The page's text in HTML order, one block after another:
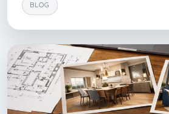
#modern interior Turkey
#mermer dezavantajları
#durable surface materials
#çağdaş iç
#tezgah seçimi rehberi
#luxury kitchen
#interior materials Turkey
#florya iç
BLOG